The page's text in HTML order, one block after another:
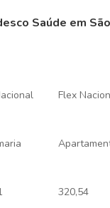
Saúde em
Flex
320,54